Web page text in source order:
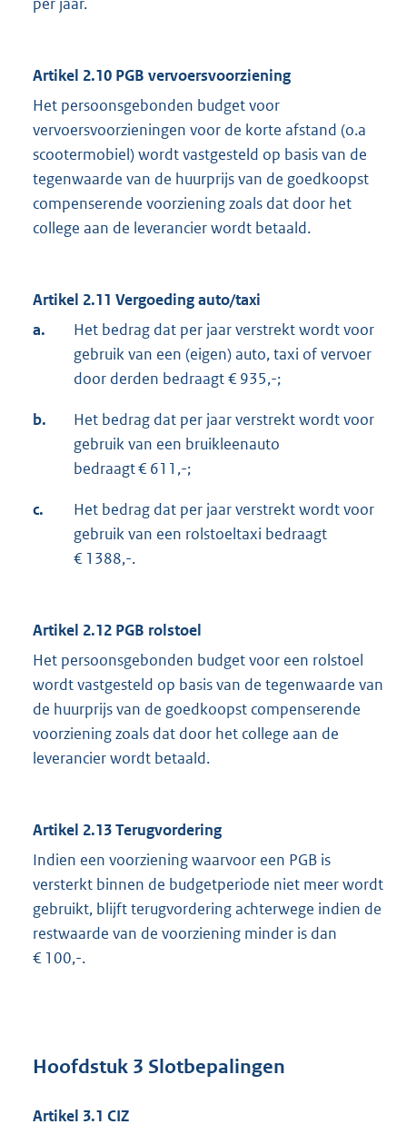
Artikel 2.10 PGB vervoersvoorziening
Het persoonsgebonden budget voor
vervoersvoorzieningen voor de korte afstand (o.a
scootermobiel) wordt vastgesteld op basis van de
tegenwaarde van de huurprijs van de goedkoopst
compenserende voorziening zoals dat door het
college aan de leverancier wordt betaald.
Artikel 2.11 Vergoeding auto/taxi
a.
Het bedrag dat per jaar verstrekt wordt voor
gebruik van een (eigen) auto, taxi of vervoer
door derden bedraagt € 935,-;
b.
Het bedrag dat per jaar verstrekt wordt voor
gebruik van een bruikleenauto
bedraagt € 611,-;
c.
Het bedrag dat per jaar verstrekt wordt voor
gebruik van een rolstoeltaxi bedraagt
€ 1388,-.
Artikel 2.12 PGB rolstoel
Het persoonsgebonden budget voor een rolstoel
wordt vastgesteld op basis van de tegenwaarde van
de huurprijs van de goedkoopst compenserende
voorziening zoals dat door het college aan de
leverancier wordt betaald.
Artikel 2.13 Terugvordering
Indien een voorziening waarvoor een PGB is
versterkt binnen de budgetperiode niet meer wordt
gebruikt, blijft terugvordering achterwege indien de
restwaarde van de voorziening minder is dan
€ 100,-.
Hoofdstuk 3 Slotbepalingen
Artikel 3.1 CIZ